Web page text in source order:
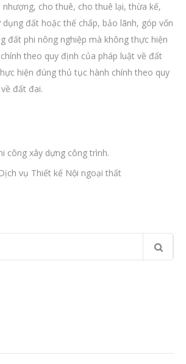
nhượng, cho thuê, cho thuê lại, thừa kế,
đất hoặc thế chấp, bảo lãnh, góp vốn
đất phi nông nghiệp mà không thực hiện
theo quy định của pháp luật về đất
hiện đúng thủ tục hành chính theo quy
đất đai.
công xây dựng công trình.
vụ Thiết kế Nội ngoại thất